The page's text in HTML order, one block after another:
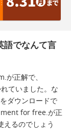
語でなんて言
正解で、
ていました。な
ダウンロードで
for free.が正
るのでしょう